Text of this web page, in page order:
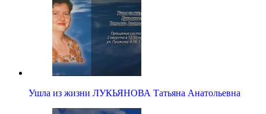
Ушла из жизни ЛУКЬЯНОВА Татьяна Анатольевна